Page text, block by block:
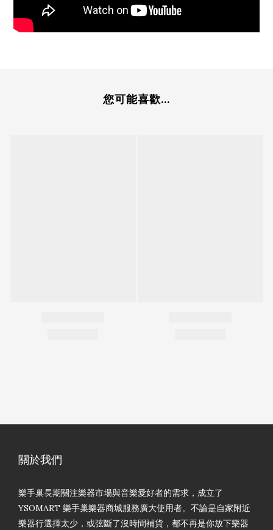
您可能喜歡...
關於我們
樂手巢長期關注樂器市場與音樂愛好者的需求，成立了
YSOMART 樂手巢樂器商城服務廣大使用者。不論是自家附近
樂器行選擇太少，或弦斷了沒時間補貨，都不再是你放下樂器